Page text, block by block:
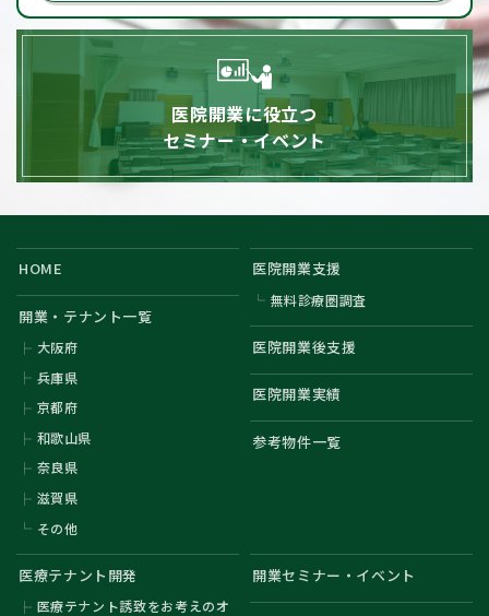
医院開業に役立つ
セミナー・イベント
HOME
開業・テナント一覧
大阪府
兵庫県
京都府
和歌山県
奈良県
滋賀県
その他
医院開業支援
無料診療圏調査
医院開業後支援
医院開業実績
参考物件一覧
医療テナント開発
医療テナント誘致をお考えのオ
開業セミナー・イベント